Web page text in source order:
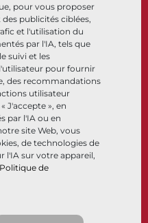
pour vous proposer
publicités ciblées,
et l'utilisation du
par l'IA, tels que
suivi et les
pour fournir
des recommandations
utilisateur
J'accepte », en
par l'IA ou en
site Web, vous
de technologies de
l'IA sur votre appareil,
Politique de
de connaissance
de matériaux
Tous droits réservés